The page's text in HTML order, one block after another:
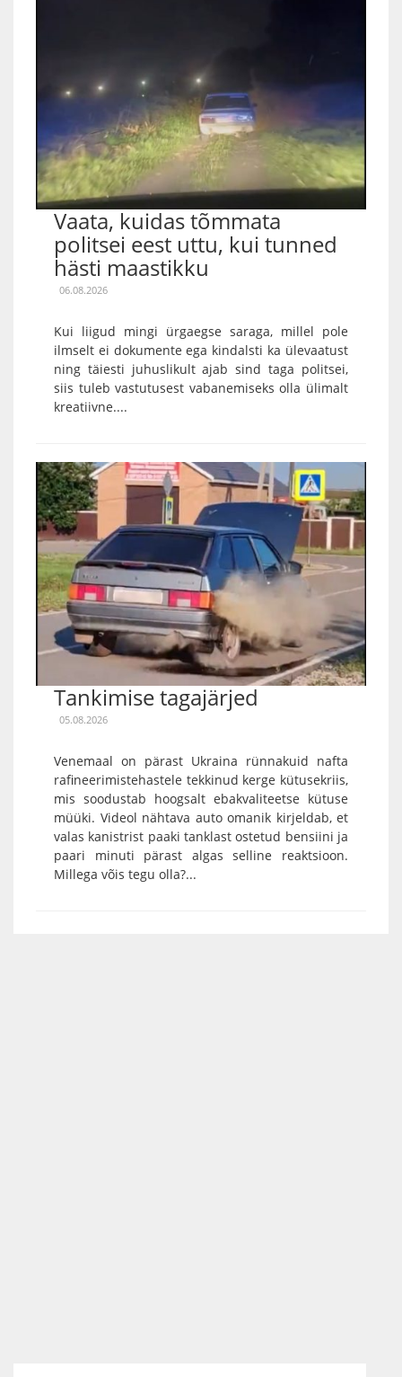
Vaata, kuidas tõmmata
politsei eest uttu, kui tunned
hästi maastikku
06.08.2026
Kui liigud mingi ürgaegse saraga, millel pole
ilmselt ei dokumente ega kindalsti ka ülevaatust
ning täiesti juhuslikult ajab sind taga politsei,
siis tuleb vastutusest vabanemiseks olla ülimalt
kreatiivne....
Tankimise tagajärjed
05.08.2026
Venemaal on pärast Ukraina rünnakuid nafta
rafineerimistehastele tekkinud kerge kütusekriis,
mis soodustab hoogsalt ebakvaliteetse kütuse
müüki. Videol nähtava auto omanik kirjeldab, et
valas kanistrist paaki tanklast ostetud bensiini ja
paari minuti pärast algas selline reaktsioon.
Millega võis tegu olla?...